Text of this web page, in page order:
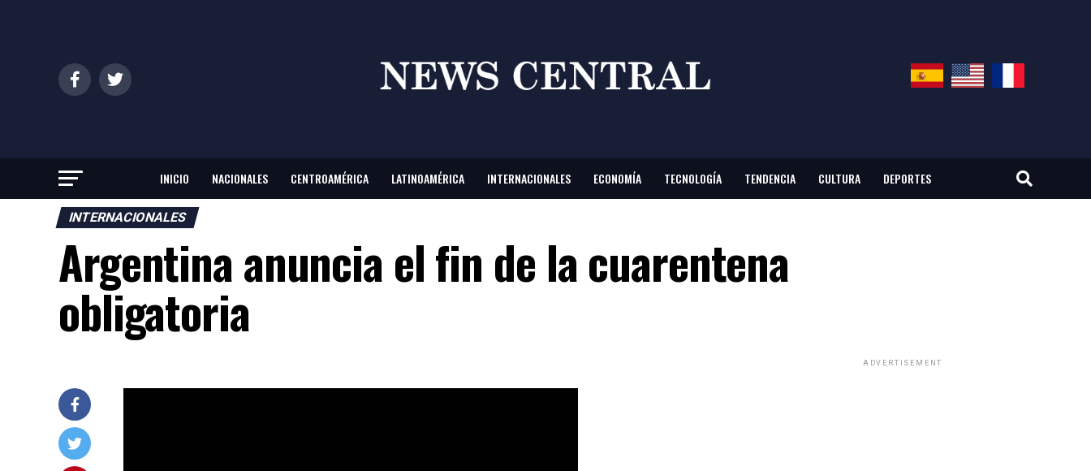
INICIO NACIONALES CENTROAMÉRICA LATINOAMÉRICA INTERNACIONALES ECONOMÍA TECNOLOGÍA TENDENCIA CULTURA DEPORTES
INTERNACIONALES
Argentina anuncia el fin de la cuarentena
obligatoria
ADVERTISEMENT